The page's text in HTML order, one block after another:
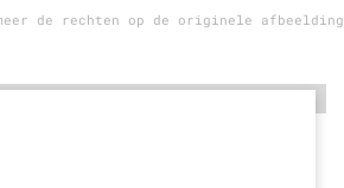
de rechten op de originele afbeelding